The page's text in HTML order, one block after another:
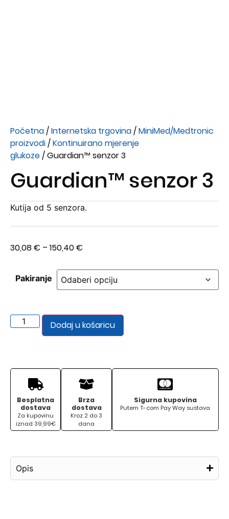
Početna/Internetska trgovina/MiniMed/Medtronic
proizvodi/Kontinuirano mjerenje
glukoze/ Guardian™ senzor 3
Guardian™ senzor 3
Kutija od 5 senzora.
30,08€ – 150,40€
Pakiranje
Dodaj u košaricu
Besplatna
dostava
Za kupovinu
iznad 39,99€
Brza
dostava
Kroz 2 do 3
dana
Sigurna kupovina
Putem T-com Pay Way sustava
Opis